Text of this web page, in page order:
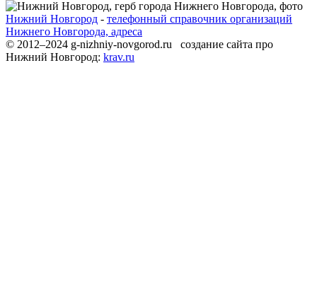
Нижний Новгород - телефонный справочник организаций
Нижнего Новгорода, адреса
© 2012–2024 g-nizhniy-novgorod.ru создание сайта про
Нижний Новгород: krav.ru